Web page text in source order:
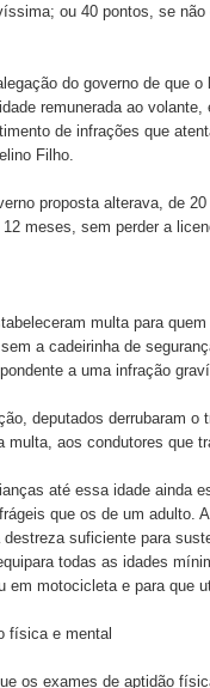
ou 40 pontos, se
do governo de que
remunerada ao
de infrações que
Filho.
proposta alterava, de
meses, sem perder a
multa para
a cadeirinha de
a uma infração
deputados derrubaram
multa, aos condutores que
até essa idade ainda
que os de um adulto.
suficiente para
todas as idades
em motocicleta e para que
física e mental
os exames de aptidão